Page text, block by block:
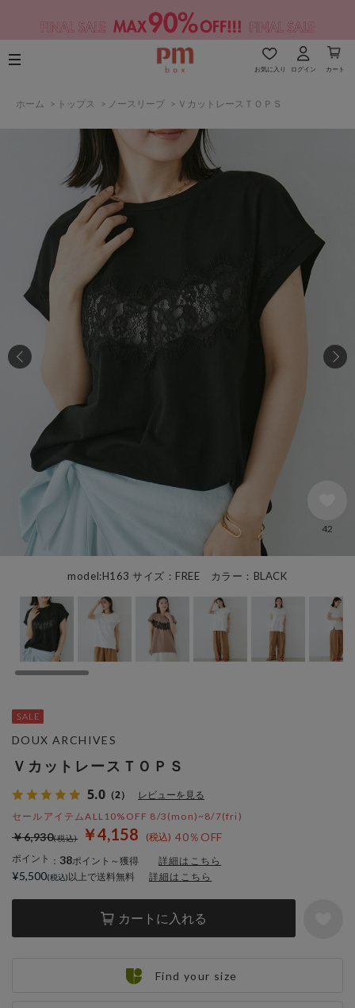
お気に入り ログイン カート
ホーム > トップス > ノースリーブ > ＶカットレースＴＯＰＳ
model:H163 サイズ：FREE カラー：BLACK
42
ＶカットレースＴＯＰＳ
5.0 （2） レビューを見る
セールアイテムALL10%OFF 8/3(mon)~8/7(fri)
￥4,158 40％OFF
￥6,930
ポイント ： 38ポイント～獲得 詳細はこちら
カートに入れる
DOUX ARCHIVES
¥5,500 以上で送料無料 詳細はこちら
Find your size